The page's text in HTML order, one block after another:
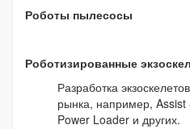
Роботы пылесосы
Роботизированные
Разработка
рынка, например, Assist
Power Loader и других.